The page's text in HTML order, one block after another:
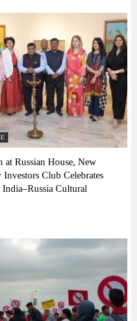
Russian House, New
Club Celebrates
Cultural